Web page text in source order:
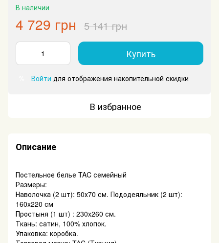
В наличии
4 729 грн 5 141 грн
Купить
Войти для отображения накопительной скидки
В избранное
Описание
Постельное белье TAC семейный
Размеры:
Наволочка (2 шт): 50х70 см. Пододеяльник (2 шт):
160x220 см
Простыня (1 шт) : 230x260 см.
Ткань: сатин, 100% хлопок.
Упаковка: коробка.